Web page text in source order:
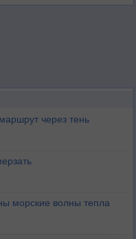
через тень
морские волны тепла